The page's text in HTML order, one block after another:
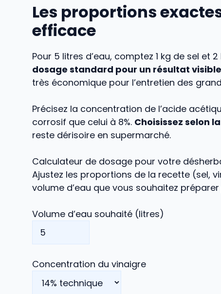
Les proportions
efficace
Pour 5 litres d’eau, comptez 1 kg de sel et
dosage standard pour un résultat
très économique pour l’entretien des
Précisez la concentration de l’acide
corrosif que celui à 8%. Choisissez selon
reste dérisoire en supermarché.
Calculateur de dosage pour votre
Ajustez les proportions de la recette (sel,
volume d’eau que vous souhaitez
Volume d’eau souhaité (litres)
Concentration du vinaigre